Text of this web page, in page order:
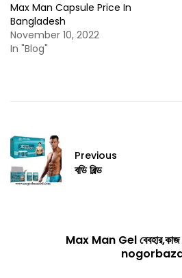
Max Man Capsule Price In
Bangladesh
November 10, 2022
In "Blog"
Previous
বডি বিল্ড
Max Man Gel বেবহার,কাজ